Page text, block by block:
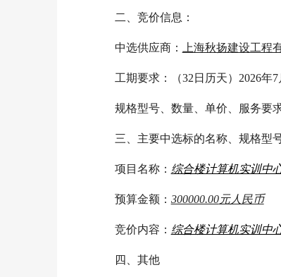
二、竞价信息：
中选供应商： 上海秋扬建设工程
工期要求：（32日历天）2026年
规格型号、数量、单价、服务要
三、主要中选标的名称、规格型
项目名称： 综合楼计算机实训中
预算金额： 300000.00元人民币
竞价内容： 综合楼计算机实训中
四、其他